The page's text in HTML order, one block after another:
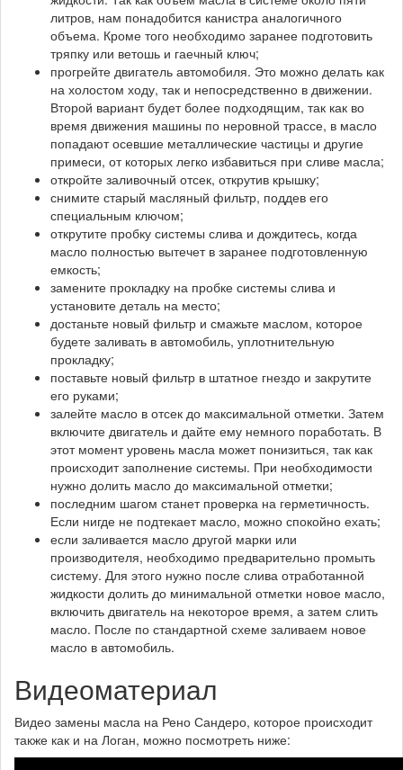
литров, нам понадобится канистра аналогичного
объема. Кроме того необходимо заранее подготовить
тряпку или ветошь и гаечный ключ;
прогрейте двигатель автомобиля. Это можно делать как
на холостом ходу, так и непосредственно в движении.
Второй вариант будет более подходящим, так как во
время движения машины по неровной трассе, в масло
попадают осевшие металлические частицы и другие
примеси, от которых легко избавиться при сливе масла;
откройте заливочный отсек, открутив крышку;
снимите старый масляный фильтр, поддев его
специальным ключом;
открутите пробку системы слива и дождитесь, когда
масло полностью вытечет в заранее подготовленную
емкость;
замените прокладку на пробке системы слива и
установите деталь на место;
достаньте новый фильтр и смажьте маслом, которое
будете заливать в автомобиль, уплотнительную
прокладку;
поставьте новый фильтр в штатное гнездо и закрутите
его руками;
залейте масло в отсек до максимальной отметки. Затем
включите двигатель и дайте ему немного поработать. В
этот момент уровень масла может понизиться, так как
происходит заполнение системы. При необходимости
нужно долить масло до максимальной отметки;
последним шагом станет проверка на герметичность.
Если нигде не подтекает масло, можно спокойно ехать;
если заливается масло другой марки или
производителя, необходимо предварительно промыть
систему. Для этого нужно после слива отработанной
жидкости долить до минимальной отметки новое масло,
включить двигатель на некоторое время, а затем слить
масло. После по стандартной схеме заливаем новое
масло в автомобиль.
Видеоматериал
Видео замены масла на Рено Сандеро, которое происходит
также как и на Логан, можно посмотреть ниже: